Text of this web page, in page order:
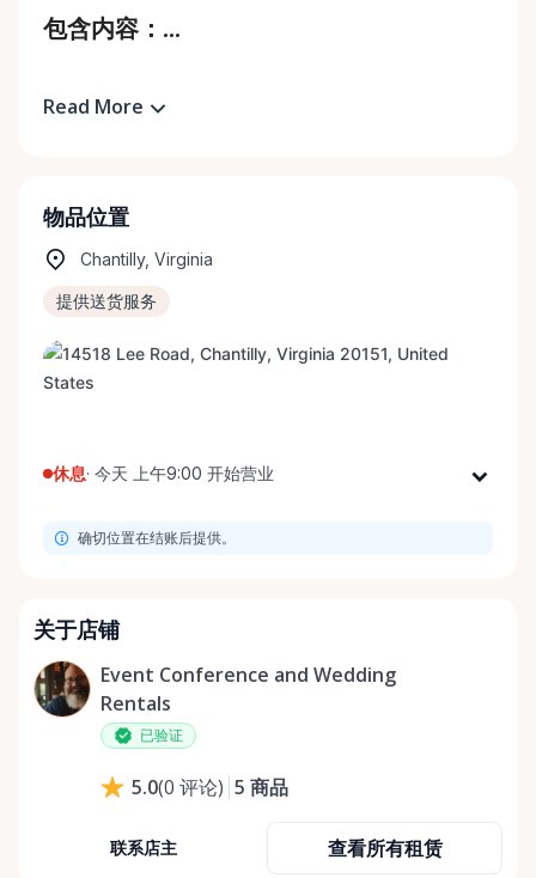
包含内容：...
Read More
物品位置
Chantilly, Virginia
提供送货服务
休息· 今天 上午9:00 开始营业
星期二
星期四
星期六
上午9:00 - 下午8:00
星期日
确切位置在结账后提供。
关于店铺
Event Conference and Wedding
Rentals
已验证
5.0(0 评论) 5 商品
联系店主 查看所有租赁